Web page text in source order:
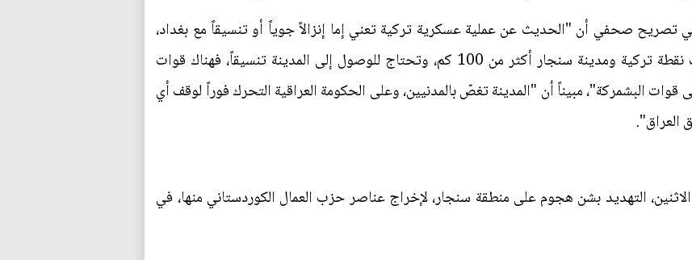
تصريح صحفي أن "الحديث عن عملية عسكرية تركية تعني إما إنزالاً جوياً أو تنسيقاً مع بغداد،
وغير ذلك مستحيل، كون المسافة بين أقرب نقطة تركية ومدينة سنجار أكثر من 100 كم، وتحتاج للوصول إلى المدينة تنسيقاً، فهناك قوات
البشمركة"، مبيناً أن "المدينة تغصّ بالمدنيين، وعلى الحكومة العراقية التحرك فوراً لوقف أي
العراق".
التهديد بشن هجوم على منطقة سنجار، لإخراج عناصر حزب العمال الكوردستاني منها، في